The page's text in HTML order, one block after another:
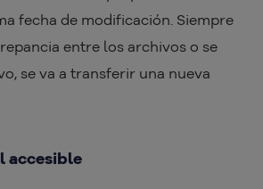
fecha de modificación. Siempre
entre los archivos o se
se va a transferir una nueva
accesible